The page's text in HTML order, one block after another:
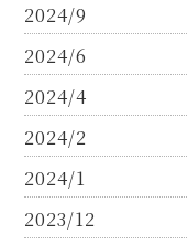
2024/9
2024/6
2024/4
2024/2
2024/1
2023/12